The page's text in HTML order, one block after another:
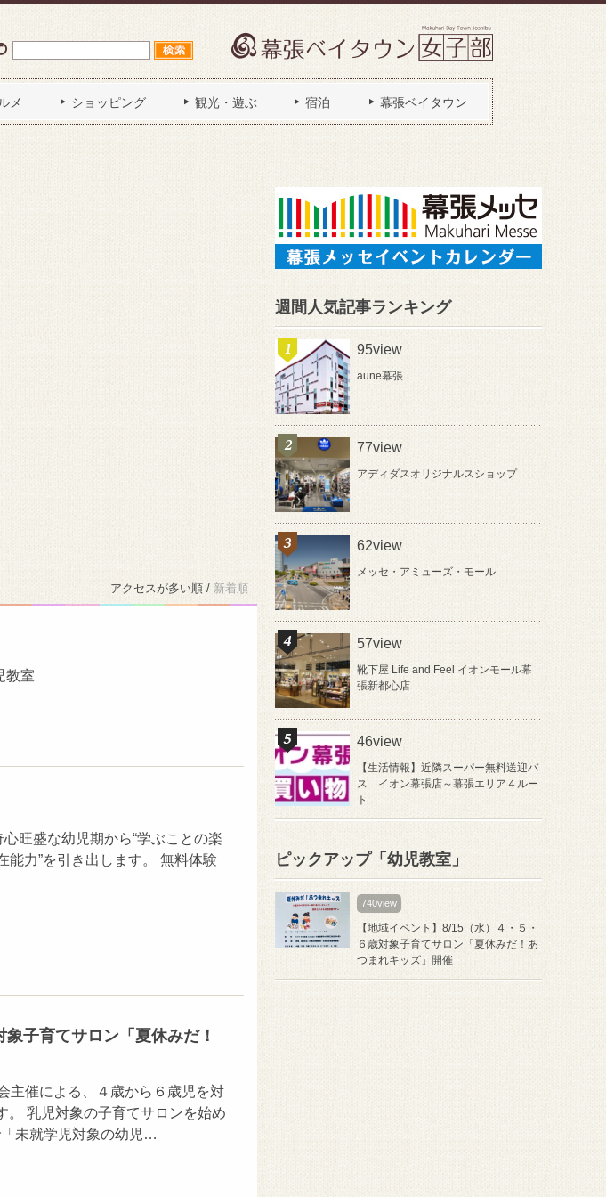
メ ショッピング 観光・遊ぶ 宿泊 幕張ベイタウン
アクセスが多い順 / 新着順
教室
旺盛な幼児期から“学ぶことの楽
能力”を引き出します。 無料体験
子育てサロン「夏休みだ！
主催による、４歳から６歳児を対
。 乳児対象の子育てサロンを始め
未就学児対象の幼児…
週間人気記事ランキング
95view
aune幕張
77view
アディダスオリジナルスショップ
62view
メッセ・アミューズ・モール
57view
靴下屋 Life and Feel イオンモール幕
張新都心店
46view
【生活情報】近隣スーパー無料送迎バ
ス イオン幕張店～幕張エリア４ルー
ト
ピックアップ「幼児教室」
740view
【地域イベント】8/15（水）４・５・
６歳対象子育てサロン「夏休みだ！あ
つまれキッズ」開催